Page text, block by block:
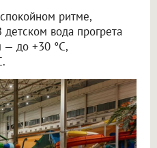
ритме,
вода прогрета
— до +30 °C,